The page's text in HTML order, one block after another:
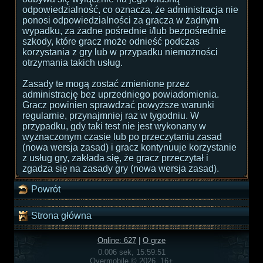
odpowiedzialność, co oznacza, że administracja nie
ponosi odpowiedzialności za gracza w żadnym
wypadku, za żadne pośrednie i/lub bezpośrednie
szkody, które gracz może odnieść podczas
korzystania z gry lub w przypadku niemożności
otrzymania takich usług.
Zasady te mogą zostać zmienione przez
administrację bez uprzedniego powiadomienia.
Gracz powinien sprawdzać powyższe warunki
regularnie, przynajmniej raz w tygodniu. W
przypadku, gdy taki test nie jest wykonany w
wyznaczonym czasie lub po przeczytaniu zasad
(nowa wersja zasad) i gracz kontynuuje korzystanie
z usług gry, zakłada się, że gracz przeczytał i
zgadza się na zasady gry (nowa wersja zasad).
Powrót
Strona główna
Online: 627
O grze
0.006 sek, 15:59:51
Overmobile © 2026, 16+